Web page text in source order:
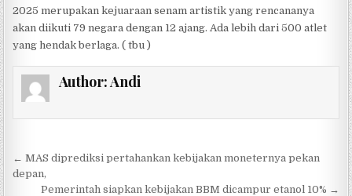
2025 merupakan kejuaraan senam artistik yang rencananya
akan diikuti 79 negara dengan 12 ajang. Ada lebih dari 500 atlet
yang hendak berlaga. ( tbu )
Author:Andi
Post navigation
← MAS diprediksi pertahankan kebijakan moneternya pekan
depan,
Pemerintah siapkan kebijakan BBM dicampur etanol 10% →